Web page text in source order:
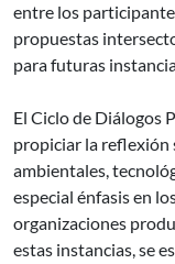
entre los
propuestas
para futuras
El Ciclo de Diálogos
propiciar la reflexión
ambientales,
especial énfasis en
organizaciones
estas instancias, se